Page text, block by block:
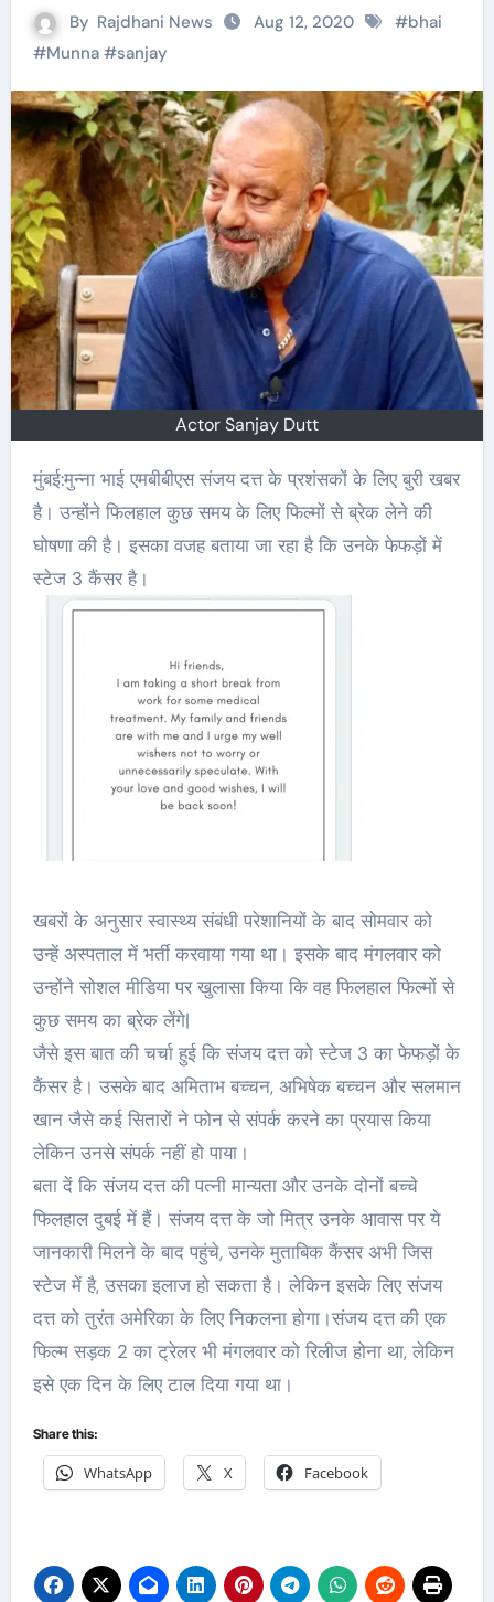
By Rajdhani News Aug 12, 2020 #bhai
#Munna#sanjay
Actor Sanjay Dutt
मुंबई:मुन्ना भाई एमबीबीएस संजय दत्त के प्रशंसकों के लिए बुरी खबर
है। उन्होंने फिलहाल कुछ समय के लिए फिल्मों से ब्रेक लेने की
घोषणा की है। इसका वजह बताया जा रहा है कि उनके फेफड़ों में
स्टेज 3 कैंसर है।
खबरों के अनुसार स्वास्थ्य संबंधी परेशानियों के बाद सोमवार को
उन्हें अस्पताल में भर्ती करवाया गया था। इसके बाद मंगलवार को
उन्होंने सोशल मीडिया पर खुलासा किया कि वह फिलहाल फिल्मों से
कुछ समय का ब्रेक लेंगे|
जैसे इस बात की चर्चा हुई कि संजय दत्त को स्टेज 3 का फेफड़ों के
कैंसर है। उसके बाद अमिताभ बच्चन, अभिषेक बच्चन और सलमान
खान जैसे कई सितारों ने फोन से संपर्क करने का प्रयास किया
लेकिन उनसे संपर्क नहीं हो पाया।
बता दें कि संजय दत्त की पत्नी मान्यता और उनके दोनों बच्चे
फिलहाल दुबई में हैं। संजय दत्त के जो मित्र उनके आवास पर ये
जानकारी मिलने के बाद पहुंचे, उनके मुताबिक कैंसर अभी जिस
स्टेज में है, उसका इलाज हो सकता है। लेकिन इसके लिए संजय
दत्त को तुरंत अमेरिका के लिए निकलना होगा।संजय दत्त की एक
फिल्म सड़क 2 का ट्रेलर भी मंगलवार को रिलीज होना था, लेकिन
इसे एक दिन के लिए टाल दिया गया था।
Share this:
WhatsApp X Facebook